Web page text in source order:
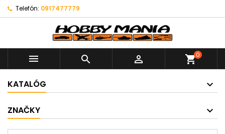
Telefón: 0917477779
   shopping_cart0
KATALÓG
ZNAČKY